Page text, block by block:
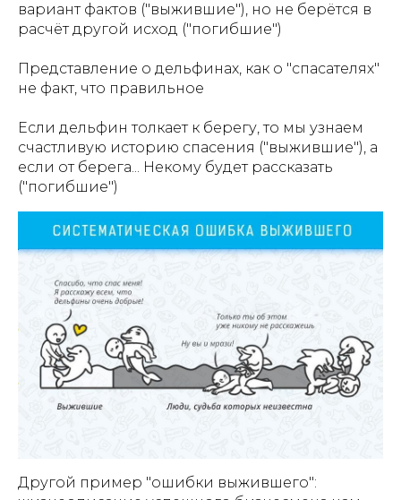
вариант фактов ("выжившие"), но не берётся в
расчёт другой исход ("погибшие")
Представление о дельфинах, как о "спасателях"
не факт, что правильное
Если дельфин толкает к берегу, то мы узнаем
счастливую историю спасения ("выжившие"), а
если от берега... Некому будет рассказать
("погибшие")
Другой пример "ошибки выжившего":